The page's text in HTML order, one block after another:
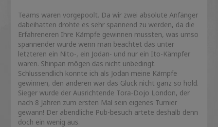
Teams waren vorgepoolt. Da wir zwei absolute Anfänger
dabeihatten drohte es sehr spannend zu werden, da die
Erfahreneren Ihre Kämpfe gewinnen mussten, was umso
spannender wurde wenn man beachtet das unter
letzteren ein Nito-, ein Jodan- und nur ein Ito-Kämpfer
waren. Shinpan mögen das nicht unbedingt.
Schlussendlich konnte ich als Jodan meine Kämpfe
gewinnen, den anderen war das Glück nicht ganz so hold.
Sieger wurde der Ausrichtende Tora-Dojo London, der
nach 8 Jahren zum ersten Mal sein eigenes Turnier
gewann! Der abendliche Pub-besuch artete deshalb denn
doch ein wenig aus.